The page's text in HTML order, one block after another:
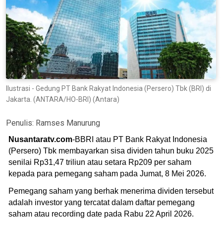
Ilustrasi - Gedung PT Bank Rakyat Indonesia (Persero) Tbk (BRI) di
Jakarta. (ANTARA/HO-BRI) (Antara)
Penulis: Ramses Manurung
Nusantaratv.com-BBRI atau PT Bank Rakyat Indonesia
(Persero) Tbk membayarkan sisa dividen tahun buku 2025
senilai Rp31,47 triliun atau setara Rp209 per saham
kepada para pemegang saham pada Jumat, 8 Mei 2026.
Pemegang saham yang berhak menerima dividen tersebut
adalah investor yang tercatat dalam daftar pemegang
saham atau recording date pada Rabu 22 April 2026.